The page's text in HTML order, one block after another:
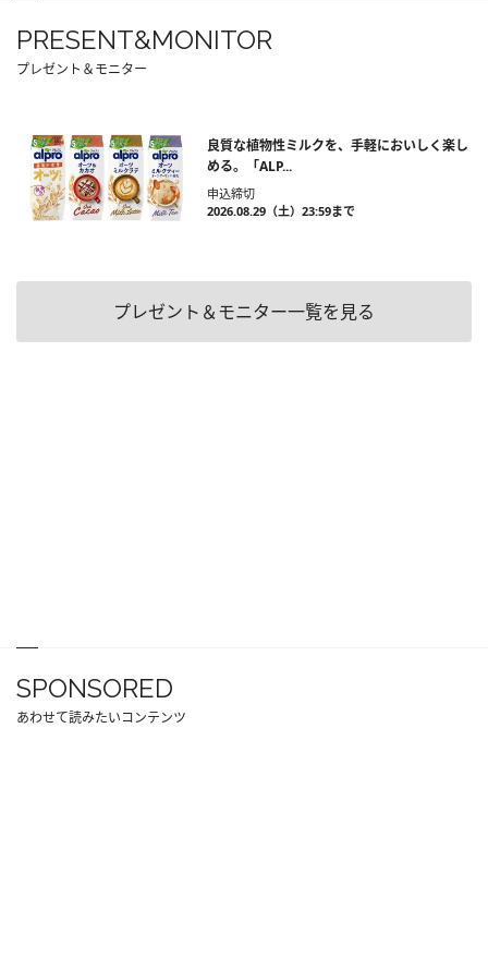
PRESENT&MONITOR
プレゼント＆モニター
良質な植物性ミルクを、手軽においしく楽し
める。「ALP...
申込締切
2026.08.29（土）23:59まで
プレゼント＆モニター一覧を見る
SPONSORED
あわせて読みたいコンテンツ